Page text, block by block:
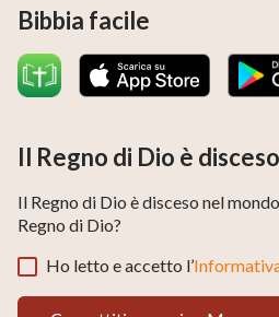
Bibbia facile
Il Regno di Dio è disceso
Il Regno di Dio è disceso nel
Regno di Dio?
Ho letto e accetto l’